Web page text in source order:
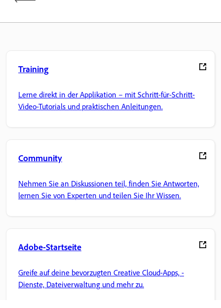
Training
Lerne direkt in der Applikation – mit Schritt-für-Schritt-
Video-Tutorials und praktischen Anleitungen.
Community
Nehmen Sie an Diskussionen teil, finden Sie Antworten,
lernen Sie von Experten und teilen Sie Ihr Wissen.
Adobe-Startseite
Greife auf deine bevorzugten Creative Cloud-Apps, -
Dienste, Dateiverwaltung und mehr zu.